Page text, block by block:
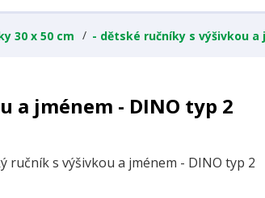
30 x 50 cm - dětské ručníky s výšivkou a
a jménem - DINO typ 2